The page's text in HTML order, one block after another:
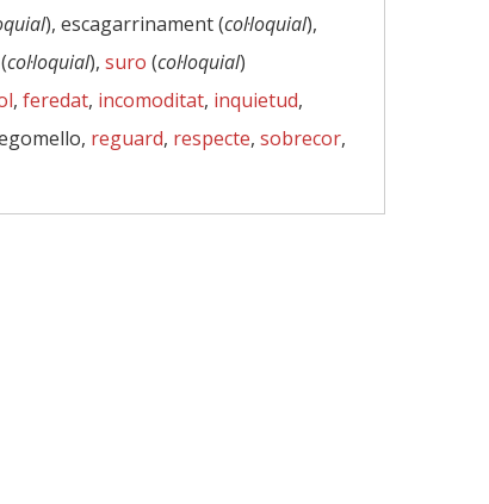
), escagarrinament (col·loquial),
(col·loquial), suro (col·loquial)
, feredat, incomoditat, inquietud,
reguard, respecte, sobrecor,